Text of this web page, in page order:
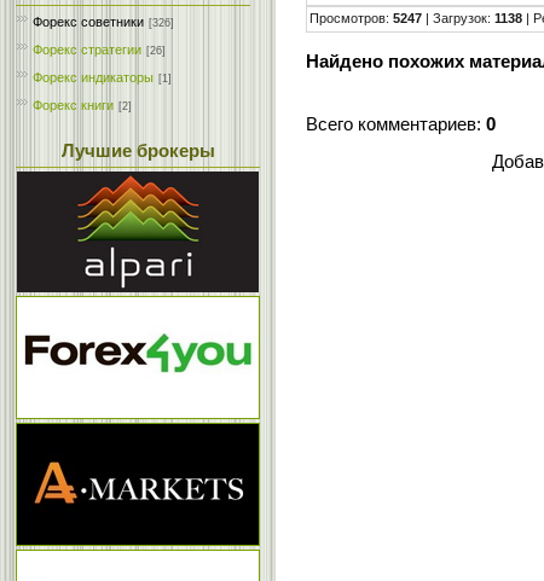
Форекс cоветники [326]
Форекс стратегии [26]
Форекс индикаторы [1]
Форекс книги [2]
Лучшие брокеры
Просмотров: 5247 | Загрузок: 1138 |
Найдено похожих
Всего комментариев: 0